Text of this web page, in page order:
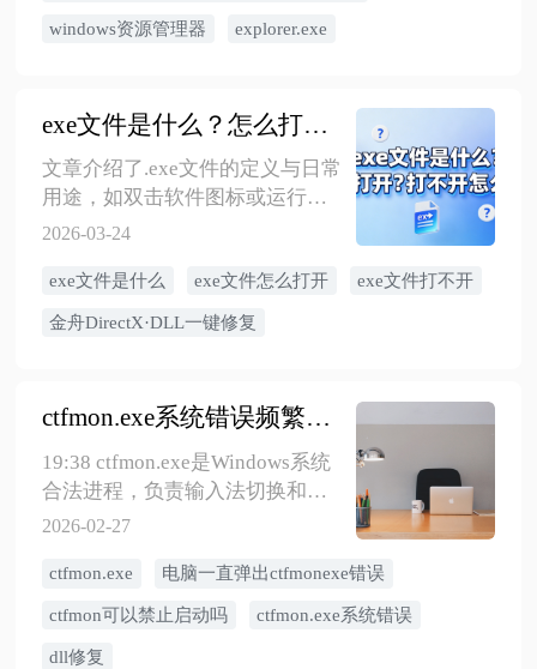
防护能力。
了可能的原因及详细解决方法，
windows资源管理器 explorer.exe
exe文件是什么？怎么打开？打不开怎么办？
文章介绍了.exe文件的定义与日常
用途，如双击软件图标或运行安
装包时常涉及此类文件，并探讨
章还提供了解决.exe文件无法打开
或报错等问题的建议，帮助读者
2026-03-24
exe文件是什么 exe文件怎么打开 exe文件打不开
金舟DirectX·DLL一键修复
ctfmon.exe系统错误频繁弹出？彻底解决电脑一直弹出ctfmonexe错误的实战指南
19:38 ctfmon.exe是Windows系统
合法进程，负责输入法切换和语
音识别，频繁报错通常因系统文
件干扰。四大解决方案：重启CTF
服务（快速）、重置输入法设置
（sfc/scannow或DISM）、注册表
2026-02-27
​ctfmon.exe 电脑一直弹出ctfmonexe错误
ctfmon可以禁止启动吗 ctfmon.exe系统错误
dll修复